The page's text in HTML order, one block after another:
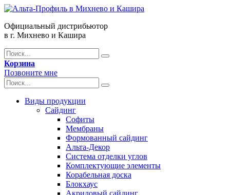
Официальный дистрибьютор
в г. Михнево и Кашира
Корзина
Позвоните мне
Виды продукции
Сайдинг
Софиты
Мембраны
Формованный сайдинг
Альта-Декор
Система отделки углов
Комплектующие элементы
Корабельная доска
Блокхаус
Акриловый сайдинг